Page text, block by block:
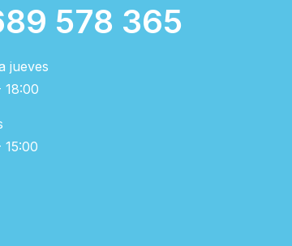
578 365
jueves
18:00